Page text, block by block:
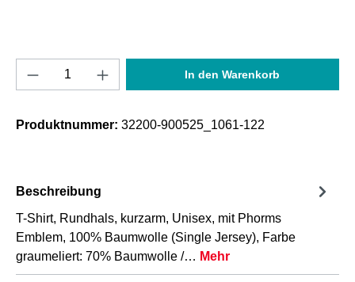
Produkt Anzahl: Gib den gewünschten
In den Warenkorb
Produktnummer: 32200-900525_1061-122
Beschreibung
T-Shirt, Rundhals, kurzarm, Unisex, mit Phorms
Emblem, 100% Baumwolle (Single Jersey), Farbe
graumeliert: 70% Baumwolle /… Mehr